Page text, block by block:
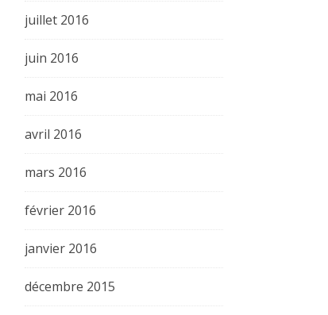
juillet 2016
juin 2016
mai 2016
avril 2016
mars 2016
février 2016
janvier 2016
décembre 2015